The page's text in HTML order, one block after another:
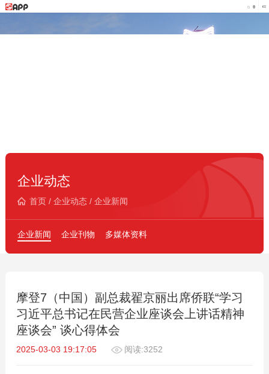
企业动态
首页/ 企业动态/ 企业新闻
企业新闻 企业刊物 多媒体资料
摩登7（中国）副总裁翟京丽出席侨联“学习
习近平总书记在民营企业座谈会上讲话精神
座谈会” 谈心得体会
2025-03-03 19:17:05 阅读:3252